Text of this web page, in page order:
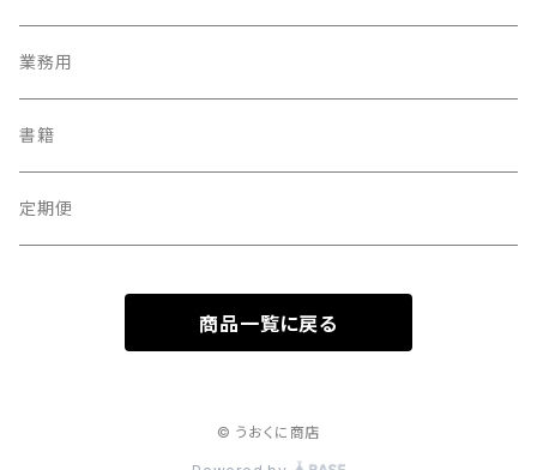
業務用
書籍
定期便
商品一覧に戻る
© うおくに商店